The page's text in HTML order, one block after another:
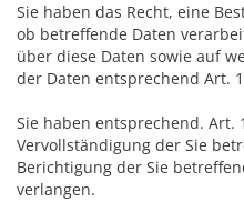
Sie haben das Recht, eine
ob betreffende Daten
über diese Daten sowie auf
der Daten entsprechend Art.
Sie haben entsprechend. Art.
Vervollständigung der Sie
Berichtigung der Sie
verlangen.